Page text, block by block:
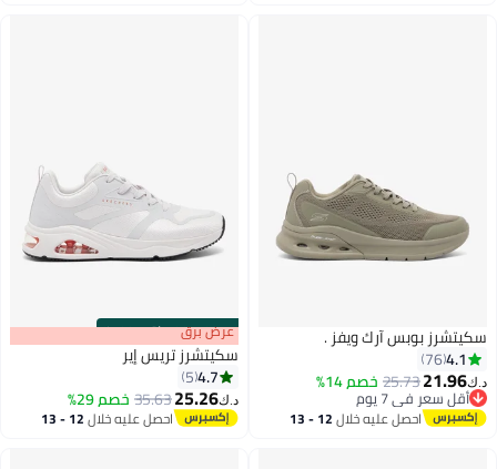
2
سكيتشرز بوبس آرك ويفز .
4.1
76
د.ك‏21.96
25.73خصم 14%
أقل سعر في 7 يوم
أقل سعر في 7 يوماحصل عليه خلال 12 - 13
00m:00s
·باقي 100% عرض برق
سكيتشرز تريس إير
4.7
5
د.ك‏25.26
35.63خصم 29%
احصل عليه خلال 12 - 13